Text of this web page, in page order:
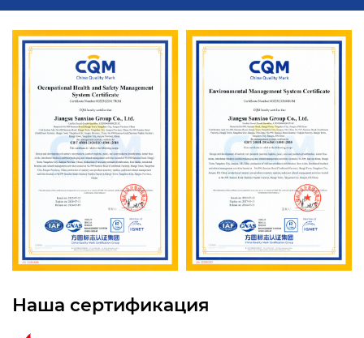
Наша сертификация